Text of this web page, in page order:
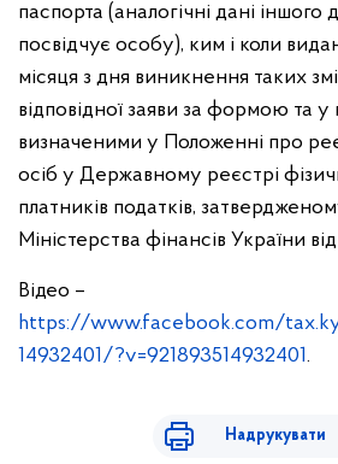
паспорта (аналогічні дані
посвідчує особу), ким і коли
місяця з дня виникнення таких
відповідної заяви за формою та у
визначеними у Положенні про
осіб у Державному реєстрі
платників податків,
Міністерства фінансів України
Відео –
https://www.facebook.com/
14932401/?v=921893514932401.
Надрукувати